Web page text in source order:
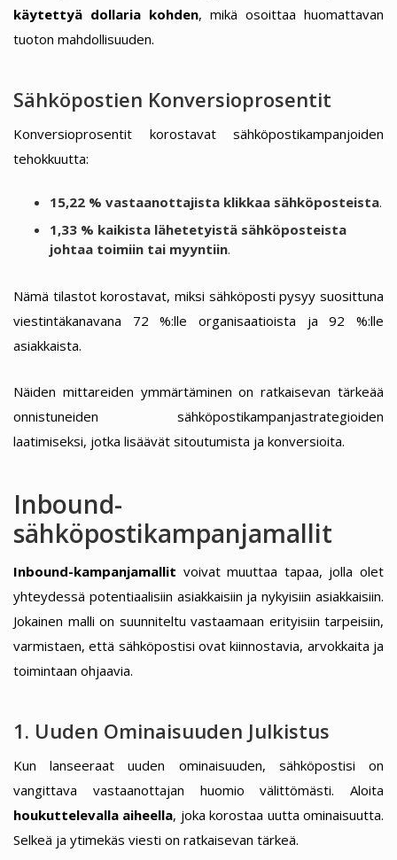
käytettyä dollaria kohden, mikä osoittaa huomattavan
tuoton mahdollisuuden.
Sähköpostien Konversioprosentit
Konversioprosentit korostavat sähköpostikampanjoiden
tehokkuutta:
15,22 % vastaanottajista klikkaa sähköposteista.
1,33 % kaikista lähetetyistä sähköposteista
johtaa toimiin tai myyntiin.
Nämä tilastot korostavat, miksi sähköposti pysyy suosittuna
viestintäkanavana 72 %:lle organisaatioista ja 92 %:lle
asiakkaista.
Näiden mittareiden ymmärtäminen on ratkaisevan tärkeää
onnistuneiden sähköpostikampanjastrategioiden
laatimiseksi, jotka lisäävät sitoutumista ja konversioita.
Inbound-
sähköpostikampanjamallit
Inbound-kampanjamallit voivat muuttaa tapaa, jolla olet
yhteydessä potentiaalisiin asiakkaisiin ja nykyisiin asiakkaisiin.
Jokainen malli on suunniteltu vastaamaan erityisiin tarpeisiin,
varmistaen, että sähköpostisi ovat kiinnostavia, arvokkaita ja
toimintaan ohjaavia.
1. Uuden Ominaisuuden Julkistus
Kun lanseeraat uuden ominaisuuden, sähköpostisi on
vangittava vastaanottajan huomio välittömästi. Aloita
houkuttelevalla aiheella, joka korostaa uutta ominaisuutta.
Selkeä ja ytimekäs viesti on ratkaisevan tärkeä.